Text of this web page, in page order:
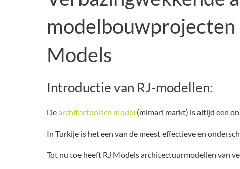
modelbouwprojecten
Models
Introductie van RJ-modellen:
Dearchitectonisch model (mimari markt) is altijd een
In Turkije is het een van de meest effectieve en
Tot nu toe heeft RJ Models architectuurmodellen van